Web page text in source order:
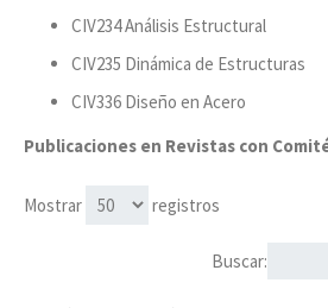
CIV234 Análisis Estructural
CIV235 Dinámica de Estructuras
CIV336 Diseño en Acero
Publicaciones en Revistas con
Mostrar registros
Buscar: